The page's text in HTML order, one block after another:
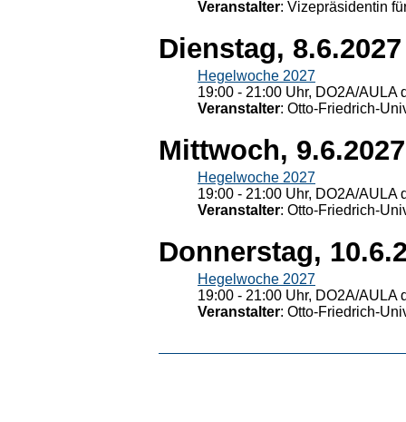
Veranstalter: Vizepräsidentin
Dienstag, 8.6.2027
Hegelwoche 2027
19:00 - 21:00 Uhr, DO2A/
Veranstalter: Otto-Friedrich-
Mittwoch, 9.6.2027
Hegelwoche 2027
19:00 - 21:00 Uhr, DO2A/
Veranstalter: Otto-Friedrich-
Donnerstag,
Hegelwoche 2027
19:00 - 21:00 Uhr, DO2A/
Veranstalter: Otto-Friedrich-